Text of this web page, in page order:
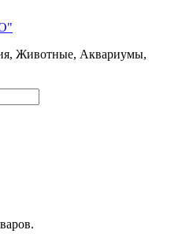
Животные, Аквариумы,